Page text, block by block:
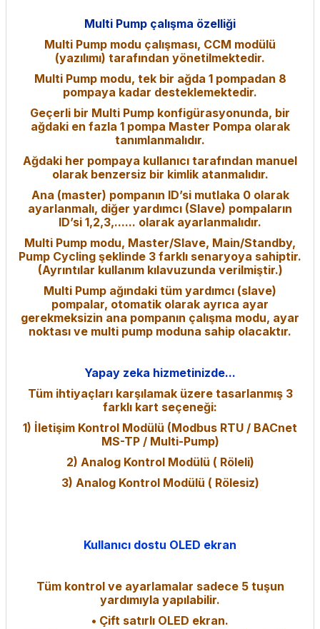
Multi Pump çalışma özelliği
Multi Pump modu çalışması, CCM modülü
(yazılımı) tarafından yönetilmektedir.
Multi Pump modu, tek bir ağda 1 pompadan 8
pompaya kadar desteklemektedir.
Geçerli bir Multi Pump konfigürasyonunda, bir
ağdaki en fazla 1 pompa Master Pompa olarak
tanımlanmalıdır.
Ağdaki her pompaya kullanıcı tarafından manuel
olarak benzersiz bir kimlik atanmalıdır.
Ana (master) pompanın ID’si mutlaka 0 olarak
ayarlanmalı, diğer yardımcı (Slave) pompaların
ID’si 1,2,3,...... olarak ayarlanmalıdır.
Multi Pump modu, Master/Slave, Main/Standby,
Pump Cycling şeklinde 3 farklı senaryoya sahiptir.
(Ayrıntılar kullanım kılavuzunda verilmiştir.)
Multi Pump ağındaki tüm yardımcı (slave)
pompalar, otomatik olarak ayrıca ayar
gerekmeksizin ana pompanın çalışma modu, ayar
noktası ve multi pump moduna sahip olacaktır.
Yapay zeka hizmetinizde...
Tüm ihtiyaçları karşılamak üzere tasarlanmış 3
farklı kart seçeneği:
1) İletişim Kontrol Modülü (Modbus RTU / BACnet
MS-TP / Multi-Pump)
2) Analog Kontrol Modülü ( Röleli)
3) Analog Kontrol Modülü ( Rölesiz)
Kullanıcı dostu OLED ekran
Tüm kontrol ve ayarlamalar sadece 5 tuşun
yardımıyla yapılabilir.
• Çift satırlı OLED ekran.